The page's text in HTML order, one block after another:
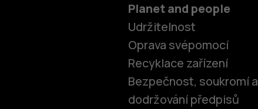
Planet and people
Udržitelnost
Oprava svépomocí
Recyklace zařízení
Bezpečnost, soukromí a
dodržování předpisů